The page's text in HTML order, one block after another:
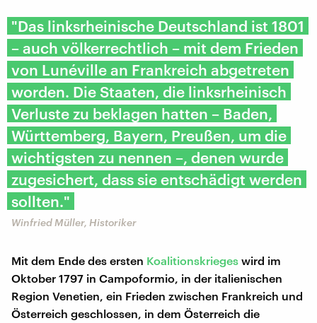
"Das linksrheinische Deutschland ist 1801
– auch völkerrechtlich – mit dem Frieden
von Lunéville an Frankreich abgetreten
worden. Die Staaten, die linksrheinisch
Verluste zu beklagen hatten – Baden,
Württemberg, Bayern, Preußen, um die
wichtigsten zu nennen –, denen wurde
zugesichert, dass sie entschädigt werden
sollten."
Winfried Müller, Historiker
Mit dem Ende des ersten Koalitionskrieges wird im
Oktober 1797 in Campoformio, in der italienischen
Region Venetien, ein Frieden zwischen Frankreich und
Österreich geschlossen, in dem Österreich die